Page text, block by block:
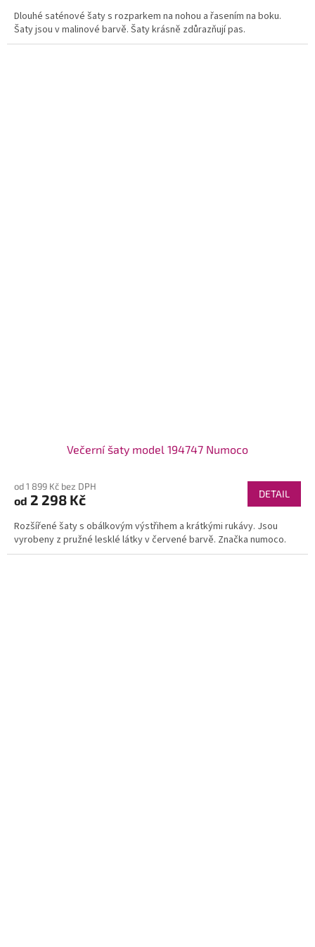
Dlouhé saténové šaty s rozparkem na nohou a řasením na boku.
Šaty jsou v malinové barvě. Šaty krásně zdůrazňují pas.
Večerní šaty model 194747 Numoco
od 1 899 Kč bez DPH
od 2 298 Kč DETAIL
Rozšířené šaty s obálkovým výstřihem a krátkými rukávy. Jsou
vyrobeny z pružné lesklé látky v červené barvě. Značka numoco.